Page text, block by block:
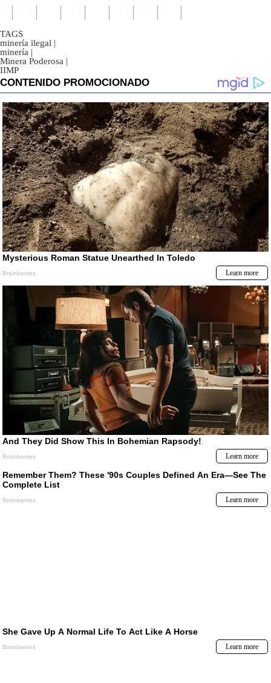
TAGS
minería ilegal |
minería |
Minera Poderosa |
IIMP